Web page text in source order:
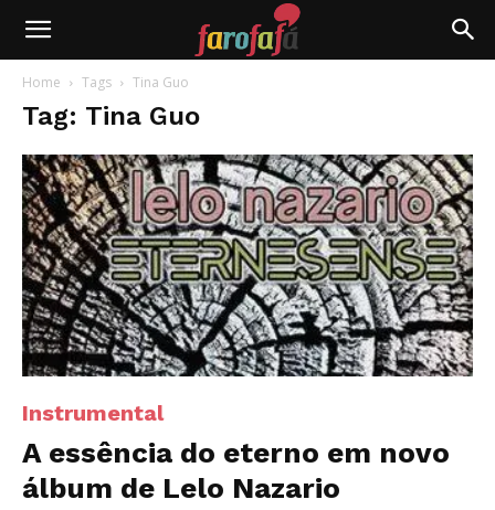
Farofafá
Home Tags Tina Guo
Tag: Tina Guo
Instrumental
A essência do eterno em novo
álbum de Lelo Nazario